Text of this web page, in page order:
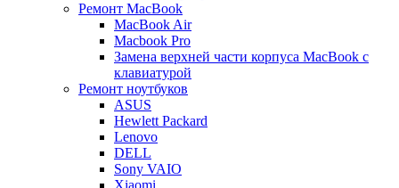
Ремонт MacBook
MacBook Air
Macbook Pro
Замена верхней части корпуса MacBook с
клавиатурой
Ремонт ноутбуков
ASUS
Hewlett Packard
Lenovo
DELL
Sony VAIO
Xiaomi